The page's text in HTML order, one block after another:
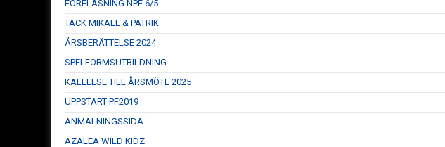
FÖRELÄSNING NPF 6/5
TACK MIKAEL & PATRIK
ÅRSBERÄTTELSE 2024
SPELFORMSUTBILDNING
KALLELSE TILL ÅRSMÖTE 2025
UPPSTART PF2019
ANMÄLNINGSSIDA
AZALEA WILD KIDZ